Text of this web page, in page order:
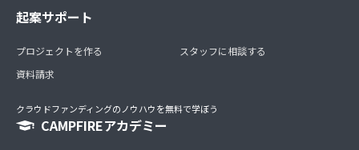
起案サポート
プロジェクトを作る
資料請求
スタッフに相談する
クラウドファンディングのノウハウを無料で学ぼう
CAMPFIREアカデミー